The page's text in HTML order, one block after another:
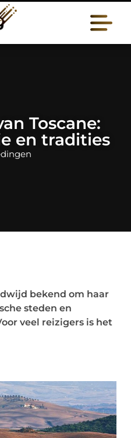
Toscane:
en tradities
bekend om haar
steden en
veel reizigers is het